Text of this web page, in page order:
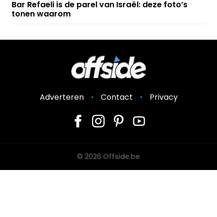
Bar Refaeli is de parel van Israël: deze foto’s
tonen waarom
Adverteren Contact Privacy
© 2026 Offside.be